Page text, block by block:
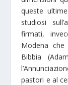
queste
studiosi
firmati,
Modena
Bibbia
pastori e al